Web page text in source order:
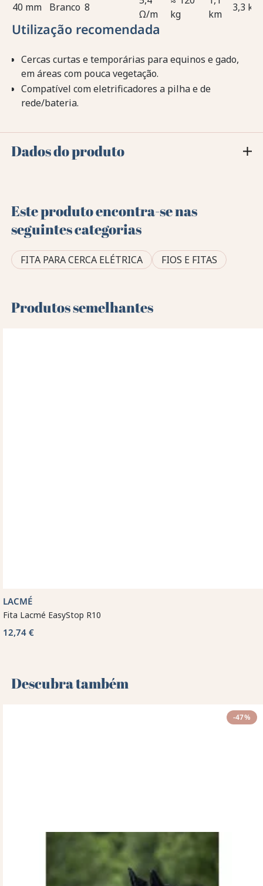
40 mm Branco 8
Ω/m
kg
km
3,3 km
Utilização recomendada
Cercas curtas e temporárias para equinos e gado,
em áreas com pouca vegetação.
Compatível com eletrificadores a pilha e de
rede/bateria.
Dados do produto
Este produto encontra-se nas
seguintes categorias
FITA PARA CERCA ELÉTRICA FIOS E FITAS
Produtos semelhantes
LACMÉ
Fita Lacmé EasyStop R10
12,74 €
Descubra também 🌻
-47%